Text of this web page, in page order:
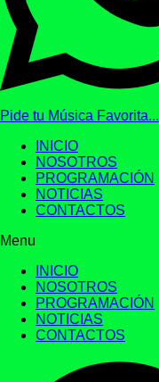
Pide tu Música Favorita...
INICIO
NOSOTROS
PROGRAMACIÓN
NOTICIAS
CONTACTOS
Menu
INICIO
NOSOTROS
PROGRAMACIÓN
NOTICIAS
CONTACTOS